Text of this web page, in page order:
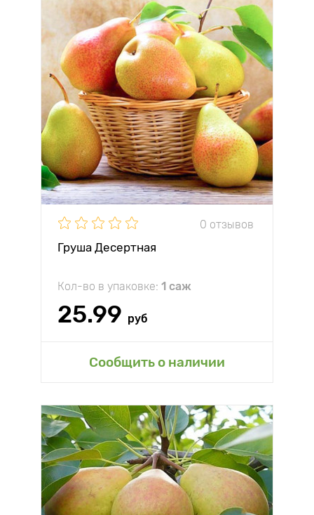
0 отзывов
Груша Десертная
Кол-во в упаковке: 1 саж
25.99 руб
Сообщить о наличии